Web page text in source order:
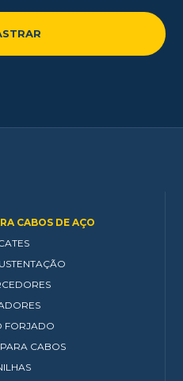
CABOS DE AÇO
FORJADO
CABOS